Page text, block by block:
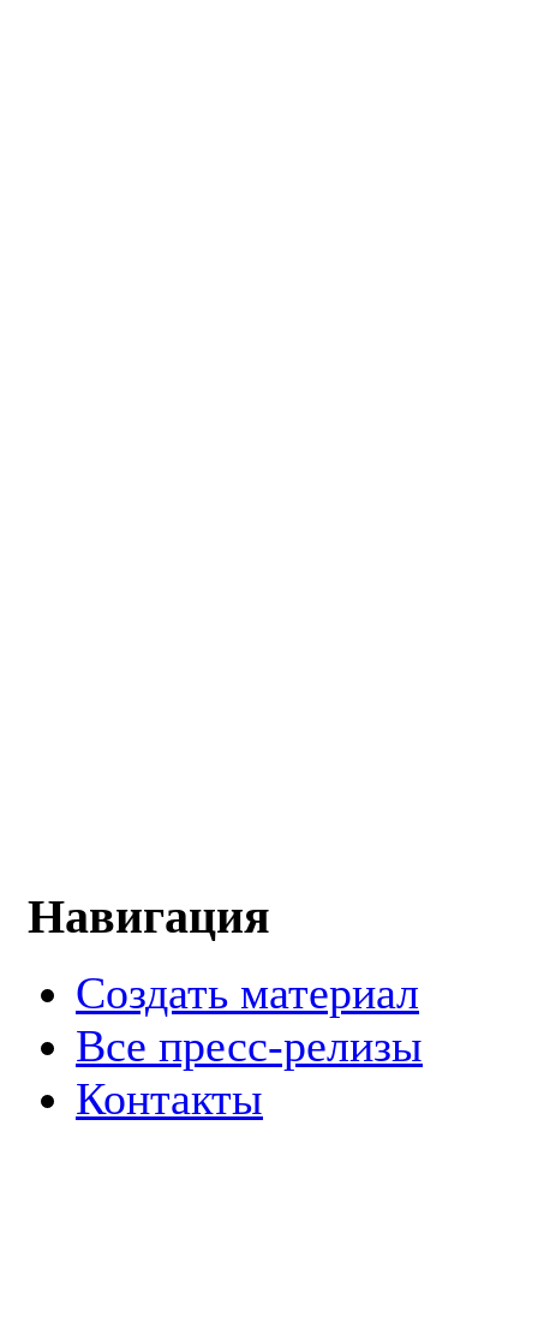
Навигация
Создать материал
Все пресс-релизы
Контакты